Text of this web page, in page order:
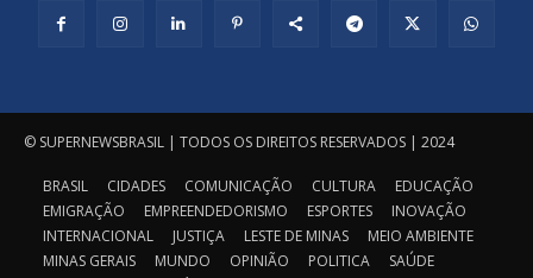
© SUPERNEWSBRASIL | TODOS OS DIREITOS RESERVADOS | 2024
BRASIL CIDADES COMUNICAÇÃO CULTURA
EDUCAÇÃO
EMIGRAÇÃO
EMPREENDEDORISMO ESPORTES
INOVAÇÃO
INTERNACIONAL
JUSTIÇA LESTE DE MINAS
MEIO AMBIENTE
MINAS GERAIS
MUNDO OPINIÃO POLITICA
SAÚDE